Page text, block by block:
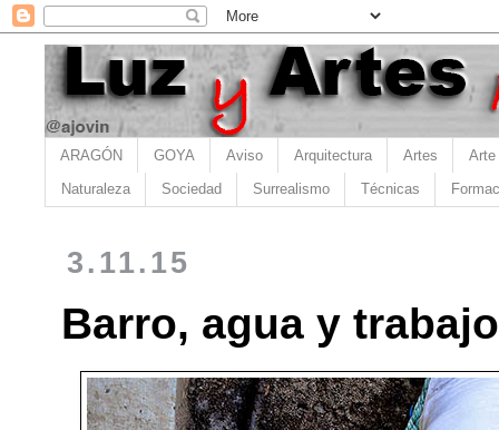
ARAGÓN GOYA Aviso Arquitectura Artes Arte
Naturaleza Sociedad Surrealismo Técnicas
3.11.15
Barro, agua y